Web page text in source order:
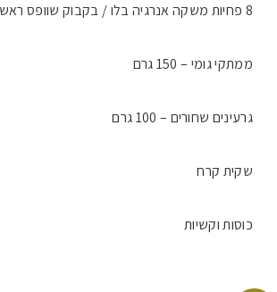
8 פחיות משקה אנרגיה בלו / בקבוק שוופס ראשן 1.5 ליטר
ממתקי גומי – 150 גרם
גרעינים שחורים – 100 גרם
שקית קרח
כוסות וקשיות